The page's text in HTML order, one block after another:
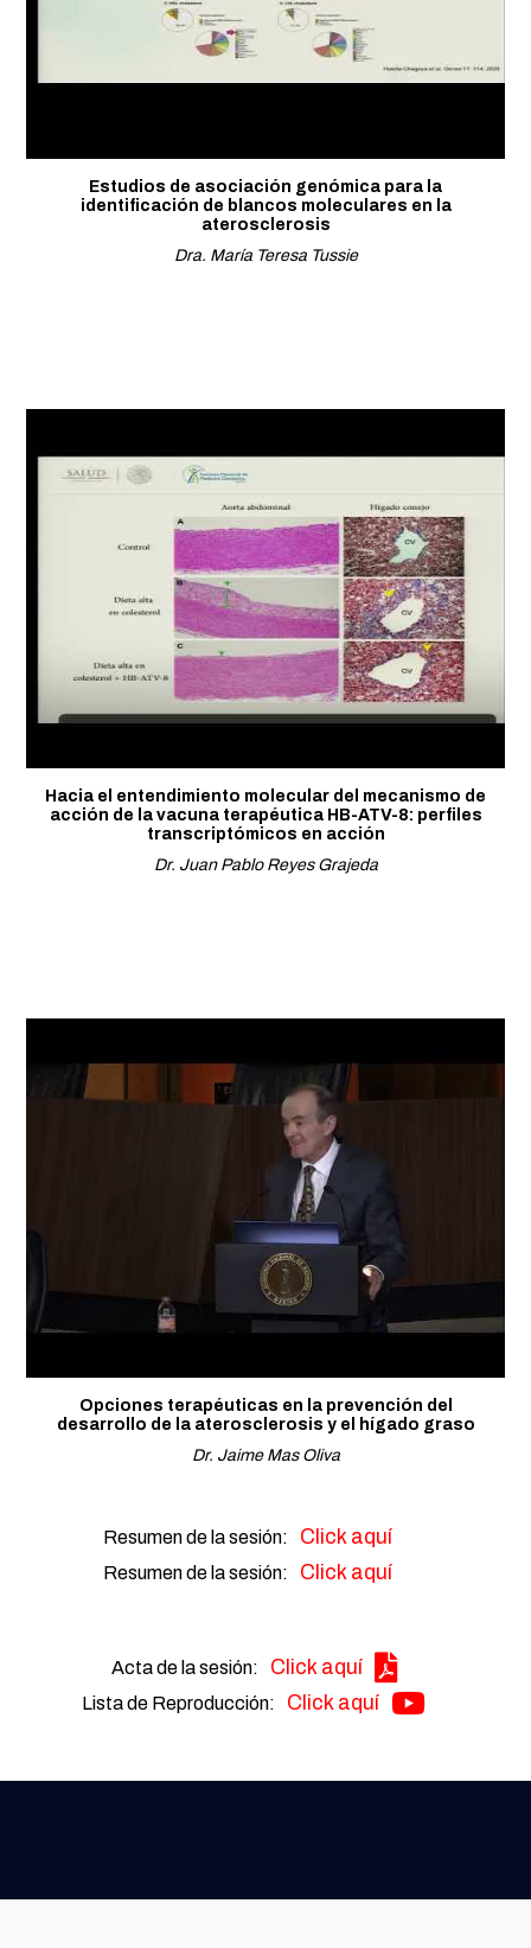
Estudios de asociación genómica para la
identificación de blancos moleculares en la
aterosclerosis
Dra. María Teresa Tussie
Hacia el entendimiento molecular del mecanismo de
acción de la vacuna terapéutica HB-ATV-8: perfiles
transcriptómicos en acción
Dr. Juan Pablo Reyes Grajeda
Opciones terapéuticas en la prevención del
desarrollo de la aterosclerosis y el hígado graso
Dr. Jaime Mas Oliva
Resumen de la sesión: Click aquí
Resumen de la sesión: Click aquí
Acta de la sesión: Click aquí
Lista de Reproducción: Click aquí